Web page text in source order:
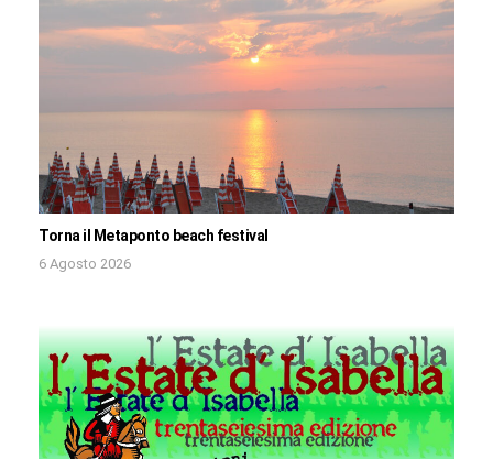
Torna il Metaponto beach festival
6 Agosto 2026